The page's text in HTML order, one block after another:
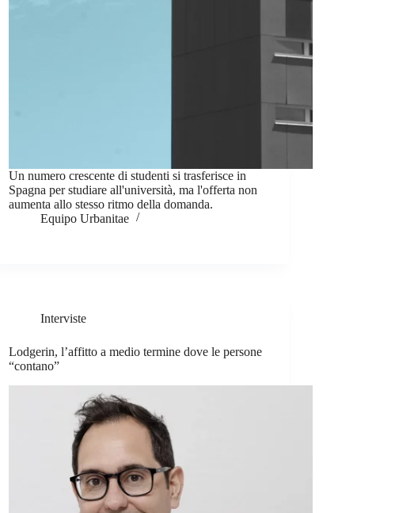
Un numero crescente di studenti si trasferisce in
Spagna per studiare all'università, ma l'offerta non
aumenta allo stesso ritmo della domanda.
Equipo Urbanitae
Interviste
Lodgerin, l’affitto a medio termine dove le persone
“contano”